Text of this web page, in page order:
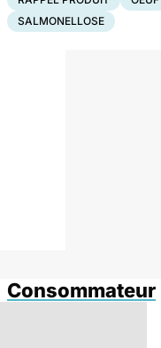
SALMONELLOSE
Consommateur